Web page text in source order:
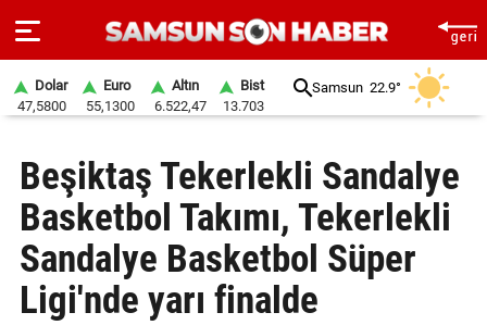
SAYFA
SAMSUN
HABER
SAMSUNSPOR
Dolar
47,5800
Euro
55,1300
Altın
6.522,47
Bist
13.703
Samsun 22.9°
Beşiktaş Tekerlekli Sandalye
Basketbol Takımı, Tekerlekli
Sandalye Basketbol Süper
Ligi'nde yarı finalde